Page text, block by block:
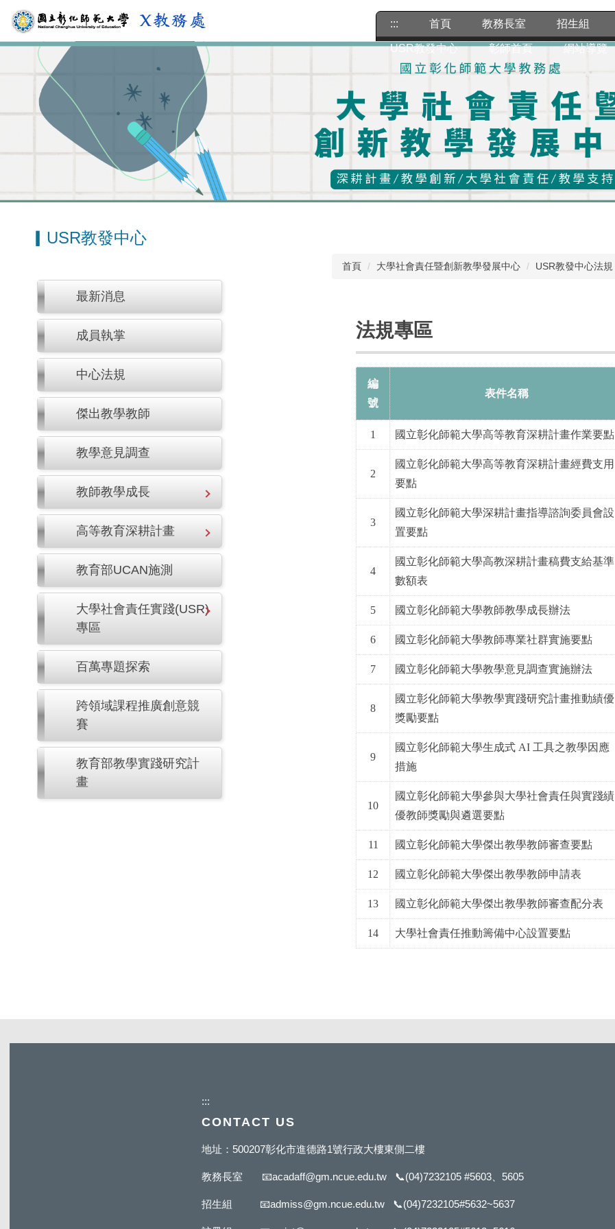
到
::: 首頁 教務長室 招生組
USR教發中心 彰師首頁 網站導覽
▎USR教發中心
最新消息
成員執掌
中心法規
傑出教學教師
教學意見調查
教師教學成長
高等教育深耕計畫
教育部UCAN施測
大學社會責任實踐(USR)
專區
百萬專題探索
跨領域課程推廣創意競
賽
教育部教學實踐研究計
畫
首頁 大學社會責任暨創新教學發展中心 USR教發中心法規
法規專區
編
號
表件名稱
1 國立彰化師範大學高等教育深耕計畫作業要點
2
國立彰化師範大學高等教育深耕計畫經費支用
要點
3
國立彰化師範大學深耕計畫指導諮詢委員會設
置要點
4
國立彰化師範大學高教深耕計畫稿費支給基準
數額表
5 國立彰化師範大學教師教學成長辦法
6 國立彰化師範大學教師專業社群實施要點
7 國立彰化師範大學教學意見調查實施辦法
8
國立彰化師範大學教學實踐研究計畫推動績優
獎勵要點
9
國立彰化師範大學生成式 AI 工具之教學因應
措施
10
國立彰化師範大學參與大學社會責任與實踐績
優教師獎勵與遴選要點
11 國立彰化師範大學傑出教學教師審查要點
12 國立彰化師範大學傑出教學教師申請表
13 國立彰化師範大學傑出教學教師審查配分表
14 大學社會責任推動籌備中心設置要點
:::
CONTACT US
地址：500207彰化市進德路1號行政大樓東側二樓
教務長室 📧acadaff@gm.ncue.edu.tw 📞(04)7232105 #5603、5605
招生組 📧admiss@gm.ncue.edu.tw 📞(04)7232105#5632~5637